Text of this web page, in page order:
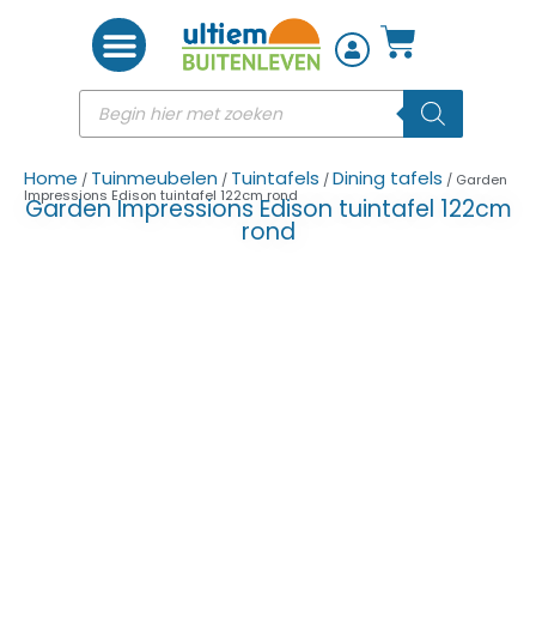
Home / Tuinmeubelen / Tuintafels /Dining tafels / Garden
Impressions Edison tuintafel 122cm rond
Garden Impressions Edison tuintafel 122cm
rond